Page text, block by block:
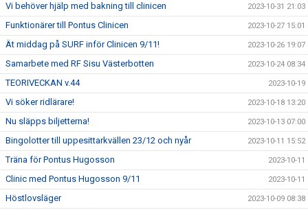
Vi behöver hjälp med bakning till clinicen 2023-10-31 21:03
Funktionärer till Pontus Clinicen 2023-10-27 15:01
Ät middag på SURF inför Clinicen 9/11! 2023-10-26 19:07
Samarbete med RF Sisu Västerbotten 2023-10-24 08:34
TEORIVECKAN v.44 2023-10-19
Vi söker ridlärare! 2023-10-18 13:20
Nu släpps biljetterna! 2023-10-13 07:00
Bingolotter till uppesittarkvällen 23/12 och nyår 2023-10-11 15:52
Träna för Pontus Hugosson 2023-10-11
Clinic med Pontus Hugosson 9/11 2023-10-11
Höstlovsläger 2023-10-09 08:38